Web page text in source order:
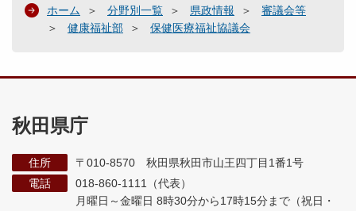
ホーム 分野別一覧 県政情報
審議会等
健康福祉部
保健医療福祉協議会
秋田県庁
住所
〒010-8570 秋田県秋田市山王四丁目1番1号
電話
018-860-1111（代表）
月曜日～金曜日 8時30分から17時15分まで （祝日・